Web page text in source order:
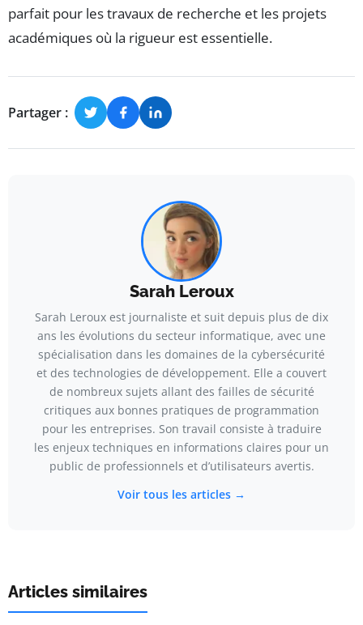
parfait pour les travaux de recherche et les projets
académiques où la rigueur est essentielle.
Partager :
Sarah Leroux
Sarah Leroux est journaliste et suit depuis plus de dix
ans les évolutions du secteur informatique, avec une
spécialisation dans les domaines de la cybersécurité
et des technologies de développement. Elle a couvert
de nombreux sujets allant des failles de sécurité
critiques aux bonnes pratiques de programmation
pour les entreprises. Son travail consiste à traduire
les enjeux techniques en informations claires pour un
public de professionnels et d’utilisateurs avertis.
Voir tous les articles →
Articles similaires